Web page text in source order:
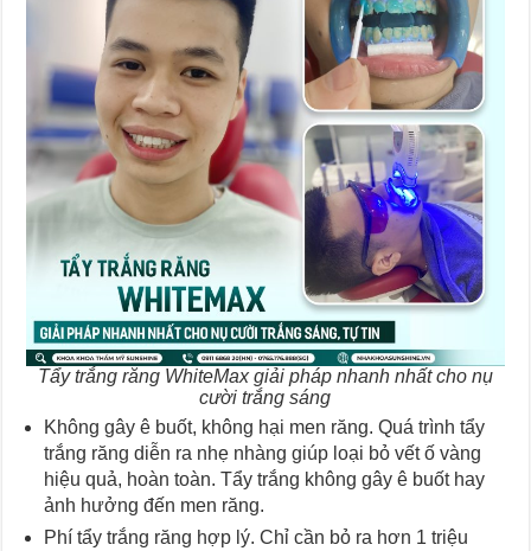
Tẩy trắng răng WhiteMax giải pháp nhanh nhất cho nụ
cười trắng sáng
Không gây ê buốt, không hại men răng. Quá trình tẩy
trắng răng diễn ra nhẹ nhàng giúp loại bỏ vết ố vàng
hiệu quả, hoàn toàn. Tẩy trắng không gây ê buốt hay
ảnh hưởng đến men răng.
Phí tẩy trắng răng hợp lý. Chỉ cần bỏ ra hơn 1 triệu